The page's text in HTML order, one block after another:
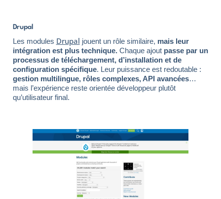
Drupal
Les modules Drupal jouent un rôle similaire, mais leur
intégration est plus technique.Chaque ajout passe par un
processus de téléchargement, d’installation et de
configuration spécifique. Leur puissance est redoutable :
gestion multilingue, rôles complexes, API avancées…
mais l’expérience reste orientée développeur plutôt
qu’utilisateur final.